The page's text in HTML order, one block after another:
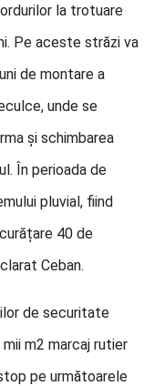
la trotuare
Pe aceste străzi va
de montare a
unde se
și schimbarea
În perioada de
pluvial, fiind
40 de
Ceban.
de securitate
m2 marcaj rutier
pe următoarele